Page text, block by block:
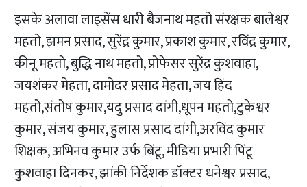
इसके अलावा लाइसेंस धारी बैजनाथ महतो संरक्षक बालेश्वर
महतो, झमन प्रसाद, सुरेंद्र कुमार, प्रकाश कुमार, रविंद्र कुमार,
कीनू महतो, बुद्धि नाथ महतो, प्रोफेसर सुरेंद्र कुशवाहा,
जयशंकर मेहता, दामोदर प्रसाद मेहता, जय हिंद
महतो,संतोष कुमार,यदु प्रसाद दांगी,धूपन महतो,टुकेश्वर
कुमार, संजय कुमार, हुलास प्रसाद दांगी,अरविंद कुमार
शिक्षक, अभिनव कुमार उर्फ बिंटू, मीडिया प्रभारी पिंटू
कुशवाहा दिनकर, झांकी निर्देशक डॉक्टर धनेश्वर प्रसाद,